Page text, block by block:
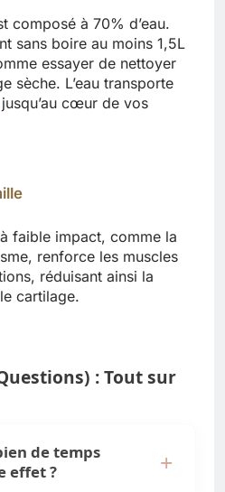
composé à 70% d’eau.
sans boire au moins 1,5L
essayer de nettoyer
sèche. L’eau transporte
jusqu’au cœur de vos
faible impact, comme la
renforce les muscles
réduisant ainsi la
cartilage.
: Tout sur
de temps
effet ?